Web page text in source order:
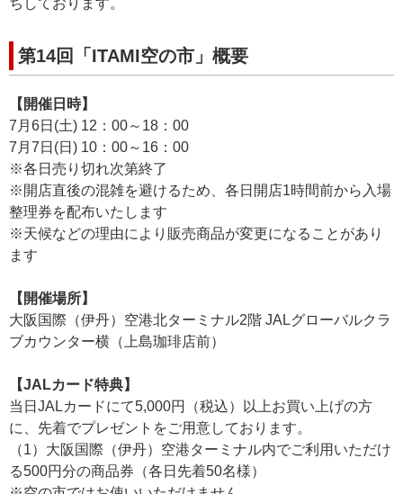
第14回「ITAMI空の市」概要
【開催日時】
7月6日(土) 12：00～18：00
7月7日(日) 10：00～16：00
※各日売り切れ次第終了
※開店直後の混雑を避けるため、各日開店1時間前から入場
整理券を配布いたします
※天候などの理由により販売商品が変更になることがあり
ます
【開催場所】
大阪国際（伊丹）空港北ターミナル2階 JALグローバルクラ
ブカウンター横（上島珈琲店前）
【JALカード特典】
当日JALカードにて5,000円（税込）以上お買い上げの方
に、先着でプレゼントをご用意しております。
（1）大阪国際（伊丹）空港ターミナル内でご利用いただけ
る500円分の商品券（各日先着50名様）